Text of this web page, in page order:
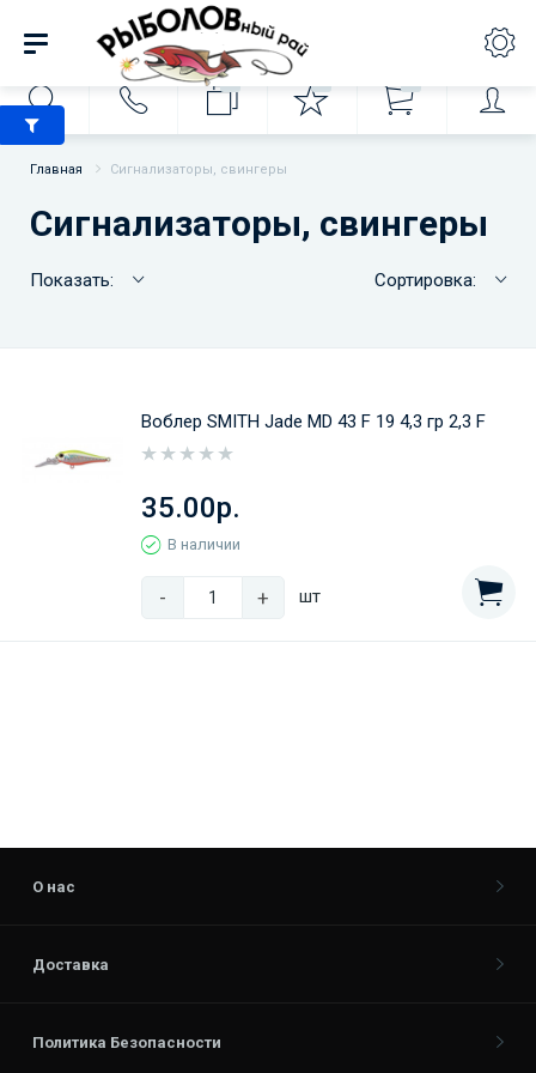
Главная Сигнализаторы, свингеры
Сигнализаторы, свингеры
Показать: Сортировка:
Воблер SMITH Jade MD 43 F 19 4,3 гр 2,3 F
35.00р.
В наличии
- + шт
О нас
Доставка
Политика Безопасности